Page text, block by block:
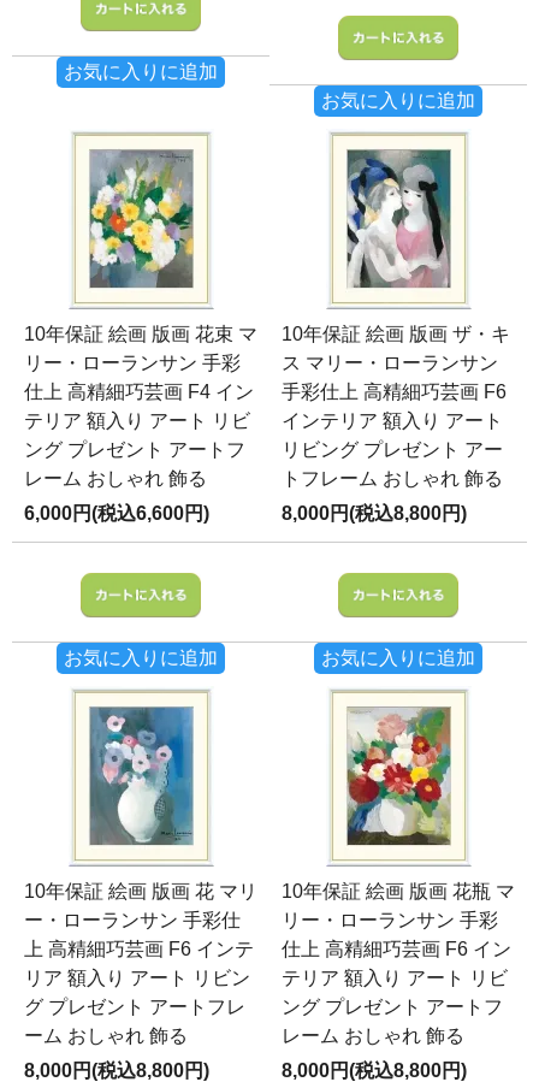
お気に入りに追加
お気に入りに追加
10年保証 絵画 版画 花束 マ
リー・ローランサン 手彩
仕上 高精細巧芸画 F4 イン
テリア 額入り アート リビ
ング プレゼント アートフ
レーム おしゃれ 飾る
6,000円(税込6,600円)
お気に入りに追加
10年保証 絵画 版画 ザ・キ
ス マリー・ローランサン
手彩仕上 高精細巧芸画 F6
インテリア 額入り アート
リビング プレゼント アー
トフレーム おしゃれ 飾る
8,000円(税込8,800円)
お気に入りに追加
10年保証 絵画 版画 花 マリ
ー・ローランサン 手彩仕
上 高精細巧芸画 F6 インテ
リア 額入り アート リビン
グ プレゼント アートフレ
ーム おしゃれ 飾る
8,000円(税込8,800円)
10年保証 絵画 版画 花瓶 マ
リー・ローランサン 手彩
仕上 高精細巧芸画 F6 イン
テリア 額入り アート リビ
ング プレゼント アートフ
レーム おしゃれ 飾る
8,000円(税込8,800円)